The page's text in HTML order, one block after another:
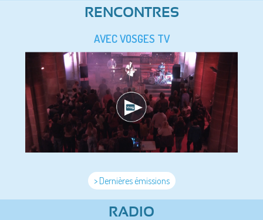
RENCONTRES
AVEC VOSGES TV
> Dernières émissions
RADIO